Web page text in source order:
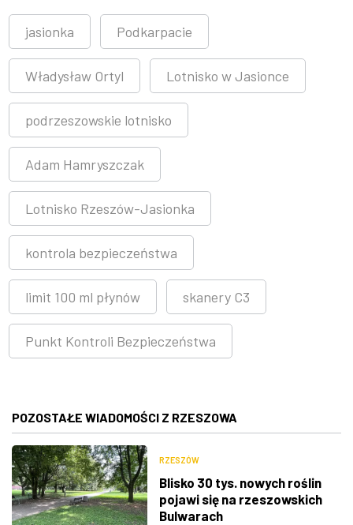
jasionka Podkarpacie
Władysław Ortyl Lotnisko w Jasionce
podrzeszowskie lotnisko
Adam Hamryszczak
Lotnisko Rzeszów-Jasionka
kontrola bezpieczeństwa
limit 100 ml płynów skanery C3
Punkt Kontroli Bezpieczeństwa
POZOSTAŁE WIADOMOŚCI Z RZESZOWA
RZESZÓW
Blisko 30 tys. nowych roślin
pojawi się na rzeszowskich
Bulwarach